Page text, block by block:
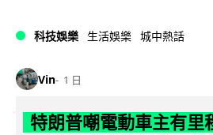
科技娛樂 生活娛樂 城中熱話
Vin 1 日
特朗普嘲電動車主有里